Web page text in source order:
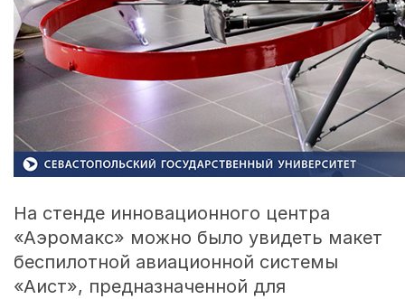
На стенде инновационного центра
«Аэромакс» можно было увидеть макет
беспилотной авиационной системы
«Аист», предназначенной для